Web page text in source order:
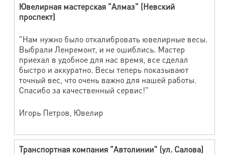
Ювелирная мастерская "Алмаз" (Невский
проспект)
"Нам нужно было откалибровать ювелирные весы.
Выбрали Ленремонт, и не ошиблись. Мастер
приехал в удобное для нас время, все сделал
быстро и аккуратно. Весы теперь показывают
точный вес, что очень важно для нашей работы.
Спасибо за качественный сервис!"
Игорь Петров, Ювелир
Транспортная компания "Автолинии" (ул. Салова)